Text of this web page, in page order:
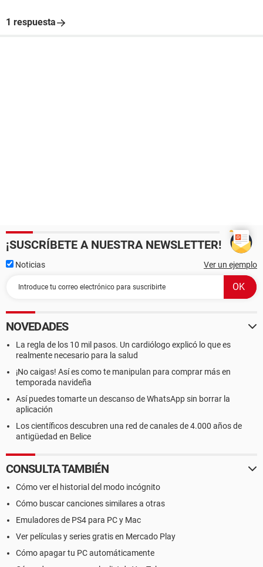
1 respuesta
¡SUSCRÍBETE A NUESTRA NEWSLETTER!
Noticias Ver un ejemplo
NOVEDADES
La regla de los 10 mil pasos. Un cardiólogo explicó lo que es
realmente necesario para la salud
¡No caigas! Así es como te manipulan para comprar más en
temporada navideña
Así puedes tomarte un descanso de WhatsApp sin borrar la
aplicación
Los científicos descubren una red de canales de 4.000 años de
antigüedad en Belice
CONSULTA TAMBIÉN
Cómo ver el historial del modo incógnito
Cómo buscar canciones similares a otras
Emuladores de PS4 para PC y Mac
Ver películas y series gratis en Mercado Play
Cómo apagar tu PC automáticamente